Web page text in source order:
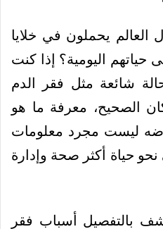
العالم يحملون في خلايا
حياتهم اليومية؟ إذا كنت
شائعة مثل فقر الدم
الصحيح، معرفة ما هو
ليست مجرد معلومات
حياة أكثر صحة وإدارة
بالتفصيل أسباب فقر